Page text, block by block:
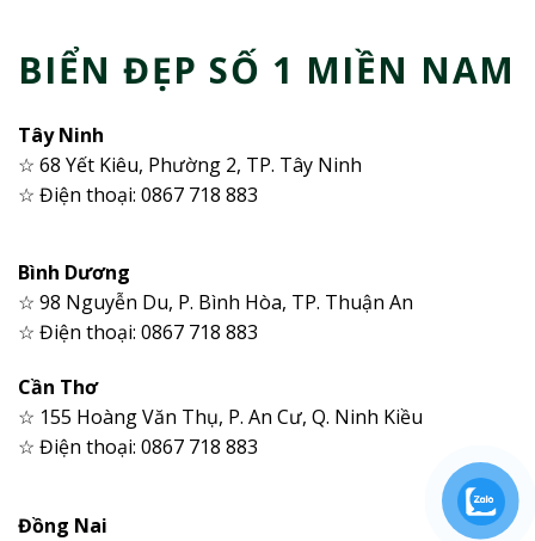
BIỂN ĐẸP SỐ 1 MIỀN NAM
Tây Ninh
☆ 68 Yết Kiêu, Phường 2, TP. Tây Ninh
☆ Điện thoại: 0867 718 883
Bình Dương
☆ 98 Nguyễn Du, P. Bình Hòa, TP. Thuận An
☆ Điện thoại: 0867 718 883
Cần Thơ
☆ 155 Hoàng Văn Thụ, P. An Cư, Q. Ninh Kiều
☆ Điện thoại: 0867 718 883
Đồng Nai